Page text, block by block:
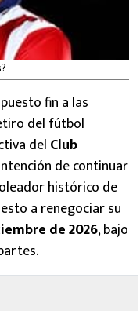
fin a las
del fútbol
del Club
de continuar
histórico de
a renegociar su
de 2026, bajo